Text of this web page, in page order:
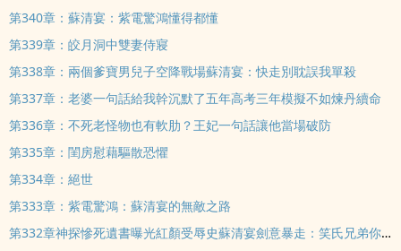
第340章：蘇清宴：紫電驚鴻懂得都懂
第339章：皎月洞中雙妻侍寢
第338章：兩個爹寶男兒子空降戰場蘇清宴：快走別耽誤我單殺
第337章：老婆一句話給我幹沉默了五年高考三年模擬不如煉丹續命
第336章：不死老怪物也有軟肋？王妃一句話讓他當場破防
第335章：閨房慰藉驅散恐懼
第334章：絕世
第333章：紫電驚鴻：蘇清宴的無敵之路
第332章神探慘死遺書曝光紅顏受辱史蘇清宴劍意暴走：笑氏兄弟你們必死無疑